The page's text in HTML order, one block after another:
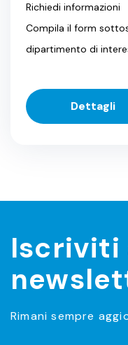
Richiedi informazioni
Compila il form
dipartimento di
Dettagli
Iscriviti
Rimani sempre